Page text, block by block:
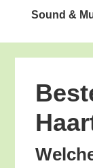
Sound &